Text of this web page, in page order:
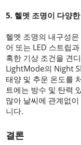
5. 헬멧 조명이 다양
헬멧 조명의 내구성
어 또는 LED 스트립
혹한 기상 조건을 견
LightMode의 Night
태양 및 추운 온도를
트에는 방수 및 탄력
많아 날씨에 관계없
니다.
결론